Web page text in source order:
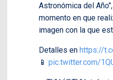
Astronómica del
momento en que
imagen con la que
Detalles en https://
📱 pic.twitter.com/